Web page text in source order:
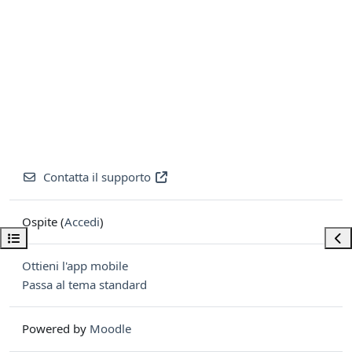
Apri indice del corso
Contatta il supporto
Ospite (Accedi)
Ottieni l'app mobile
Passa al tema standard
Powered by Moodle